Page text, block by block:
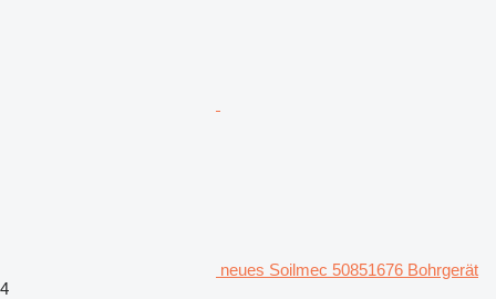
neues Soilmec 50851676 Bohrgerät
4